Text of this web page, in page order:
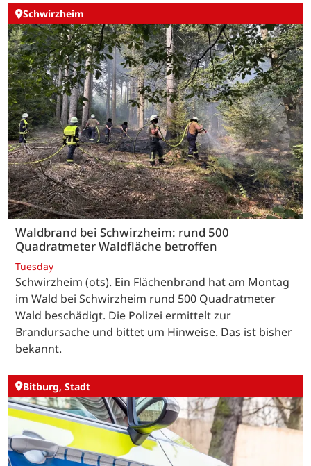
Schwirzheim
Waldbrand bei Schwirzheim: rund 500
Quadratmeter Waldfläche betroffen
Tuesday
Schwirzheim (ots). Ein Flächenbrand hat am Montag
im Wald bei Schwirzheim rund 500 Quadratmeter
Wald beschädigt. Die Polizei ermittelt zur
Brandursache und bittet um Hinweise. Das ist bisher
bekannt.
Bitburg, Stadt